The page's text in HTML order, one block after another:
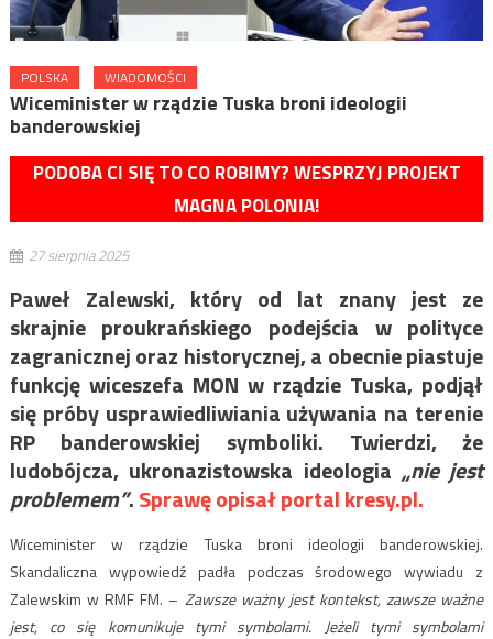
POLSKA WIADOMOŚCI
Wiceminister w rządzie Tuska broni ideologii
banderowskiej
PODOBA CI SIĘ TO CO ROBIMY? WESPRZYJ PROJEKT
MAGNA POLONIA!
27 sierpnia 2025
Paweł Zalewski, który od lat znany jest ze
skrajnie proukrańskiego podejścia w polityce
zagranicznej oraz historycznej, a obecnie piastuje
funkcję wiceszefa MON w rządzie Tuska, podjął
się próby usprawiedliwiania używania na terenie
RP banderowskiej symboliki. Twierdzi, że
ludobójcza, ukronazistowska ideologia „nie jest
problemem”.Sprawę opisał portal kresy.pl.
Wiceminister w rządzie Tuska broni ideologii banderowskiej.
Skandaliczna wypowiedź padła podczas środowego wywiadu z
Zalewskim w RMF FM. – Zawsze ważny jest kontekst, zawsze ważne
jest, co się komunikuje tymi symbolami. Jeżeli tymi symbolami